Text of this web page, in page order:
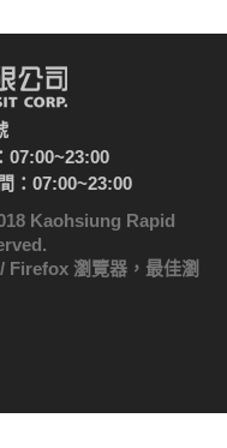
07:00~23:00
：07:00~23:00
Kaohsiung Rapid
Firefox 瀏覽器，最佳瀏